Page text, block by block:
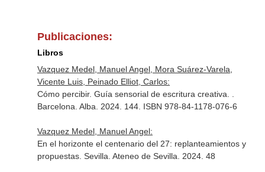
Publicaciones:
Libros
Vazquez Medel, Manuel Angel, Mora Suárez-Varela,
Vicente Luis, Peinado Elliot, Carlos:
Cómo percibir. Guía sensorial de escritura creativa. .
Barcelona. Alba. 2024. 144. ISBN 978-84-1178-076-6
Vazquez Medel, Manuel Angel:
En el horizonte el centenario del 27: replanteamientos y
propuestas. Sevilla. Ateneo de Sevilla. 2024. 48